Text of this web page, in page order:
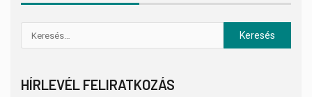
HÍRLEVÉL FELIRATKOZÁS